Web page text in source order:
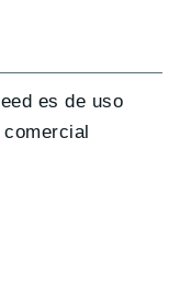
es de uso